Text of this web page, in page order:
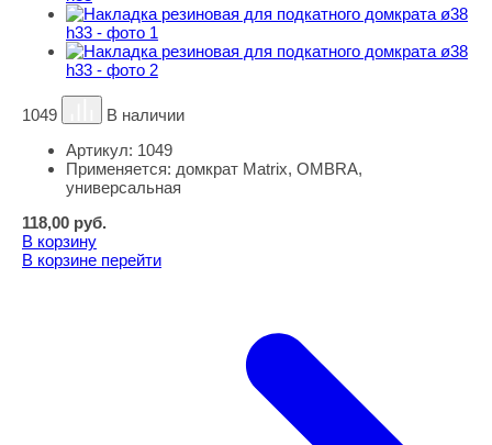
1049
В наличии
Артикул: 1049
Применяется: домкрат Matrix, OMBRA,
универсальная
118,00 руб.
В корзину
В корзине перейти